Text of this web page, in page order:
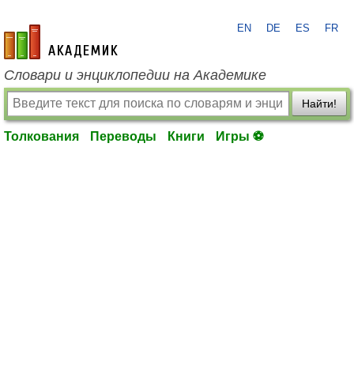
academic.ru
EN DE ES FR
Словари и энциклопедии на Академике
Найти!
Толкования Переводы Книги Игры ⚽